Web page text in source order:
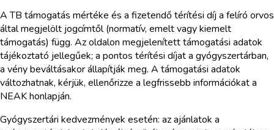
A TB támogatás mértéke és a fizetendő térítési díj a felíró orvos
által megjelölt jogcímtől (normatív, emelt vagy kiemelt
támogatás) függ. Az oldalon megjelenített támogatási adatok
tájékoztató jellegűek; a pontos térítési díjat a gyógyszertárban,
a vény beváltásakor állapítják meg. A támogatási adatok
változhatnak, kérjük, ellenőrizze a legfrissebb információkat a
NEAK honlapján.
Gyógyszertári kedvezmények esetén: az ajánlatok a